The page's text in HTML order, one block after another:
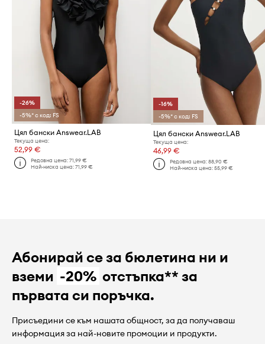
-26%
-5%* с код: FS
Цял бански Answear.LAB
Текуща цена:
52,99 €
Редовна цена:71,99 €
Най-ниска цена:71,99 €
-16%
-5%* с код: FS
Цял бански Answear.LAB
Текуща цена:
46,99 €
Редовна цена: 88,90 €
Най-ниска цена: 55,99 €
Абонирай се за бюлетина ни и
вземи -20% отстъпка** за
първата си поръчка.
Присъедини се към нашата общност, за да получаваш
информация за най-новите промоции и продукти.